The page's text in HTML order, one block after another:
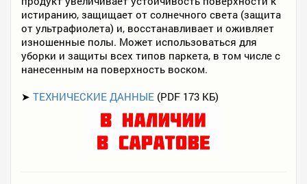
истиранию, защищает от солнечного света (защита
от ультрафиолета) и, восстанавливает и оживляет
изношенные полы. Может использоваться для
уборки и защиты всех типов паркета, в том числе с
нанесенным на поверхность воском.
➤ ТЕХНИЧЕСКИЕ ДАННЫЕ (PDF 173 КБ)